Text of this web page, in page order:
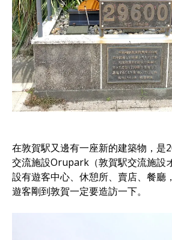
在敦賀駅又邊有一座新的建築物，是
交流施設Orupark（敦賀駅交流施設
設有遊客中心、休憩所、賣店、餐廳
遊客剛到敦賀一定要造訪一下。